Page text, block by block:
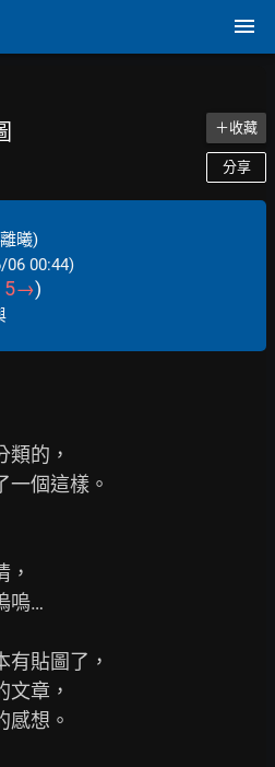
＋收藏
分享
曦)
06 00:44)
5→)
類的，
一個這樣。
嗚…
有貼圖了，
章，
感想。